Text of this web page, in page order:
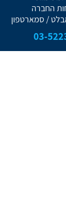
החברה
/ סמארטפון
03-